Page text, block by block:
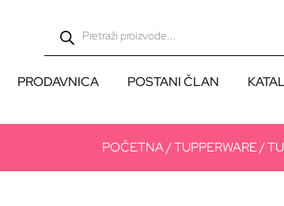
PRODAVNICA POSTANI ČLAN
POČETNA/TUPPERWARE/